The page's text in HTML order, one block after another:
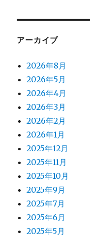
アーカイブ
2026年8月
2026年5月
2026年4月
2026年3月
2026年2月
2026年1月
2025年12月
2025年11月
2025年10月
2025年9月
2025年7月
2025年6月
2025年5月